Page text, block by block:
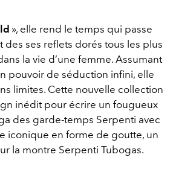
», elle rend le temps qui passe
des ses reflets dorés tous les plus
la vie d’une femme. Assumant
pouvoir de séduction infini, elle
limites. Cette nouvelle collection
inédit pour écrire un fougueux
des garde-temps Serpenti avec
iconique en forme de goutte, un
la montre Serpenti Tubogas.